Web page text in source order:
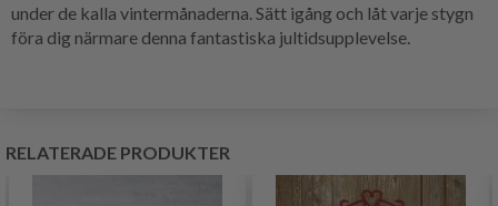
under de kalla vintermånaderna. Sätt igång och låt varje stygn
föra dig närmare denna fantastiska jultidsupplevelse.
RELATERADE PRODUKTER